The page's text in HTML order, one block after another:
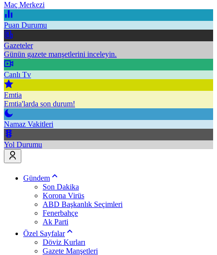
Maç Merkezi
Puan Durumu
Gazeteler
Günün gazete manşetlerini inceleyin.
Canlı Tv
Emtia
Emtia'larda son durum!
Namaz Vakitleri
Yol Durumu
Gündem
Son Dakika
Korona Virüs
ABD Başkanlık Seçimleri
Fenerbahçe
Ak Parti
Özel Sayfalar
Döviz Kurları
Gazete Manşetleri